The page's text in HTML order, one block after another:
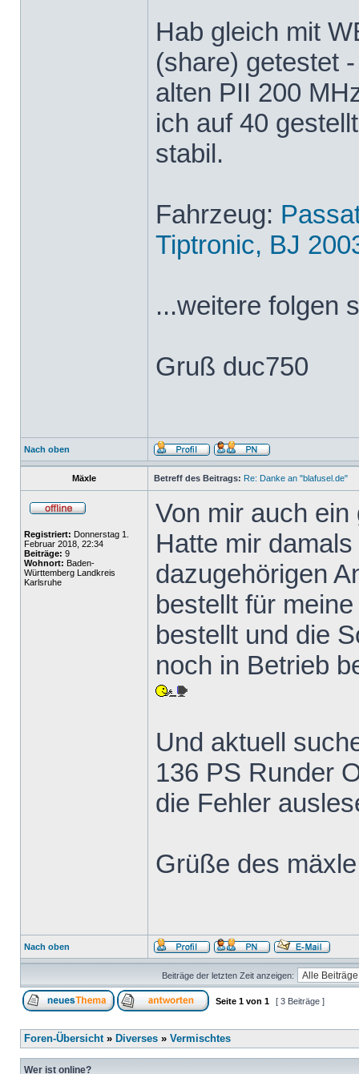
Hab gleich mit
(share) getestet
alten PII 200
ich auf 40
stabil.
Fahrzeug:
Tiptronic, BJ
...weitere folgen
Gruß duc750
Nach oben
Mäxle Betreff des Beitrags: Re: Danke an "blafusel.de"
Registriert: Donnerstag 1.
Februar 2018, 22:34
Beiträge: 9
Wohnort: Baden-
Württemberg Landkreis
Karlsruhe
Von mir auch
Hatte mir
dazugehörigen
bestellt für
bestellt und die
noch in Betrieb
Und aktuell
136 PS Runder
die Fehler
Grüße des
Nach oben
Beiträge der letzten Zeit anzeigen:
Seite 1 von 1 [ 3 Beiträge ]
Foren-Übersicht» Diverses » Vermischtes
Wer ist online?